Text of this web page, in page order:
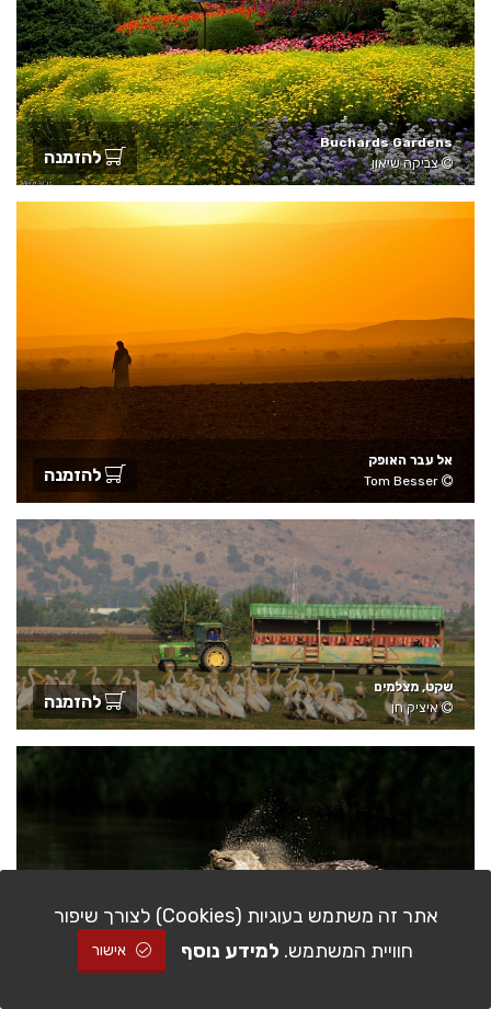
Buchards Gardens
צביקה שיאון
להזמנה
אל עבר האופק
Tom Besser
להזמנה
שקט, מצלמים
איציק חן
להזמנה
אתר זה משתמש בעוגיות (Cookies) לצורך שיפור
חוויית המשתמש. למידע נוסף